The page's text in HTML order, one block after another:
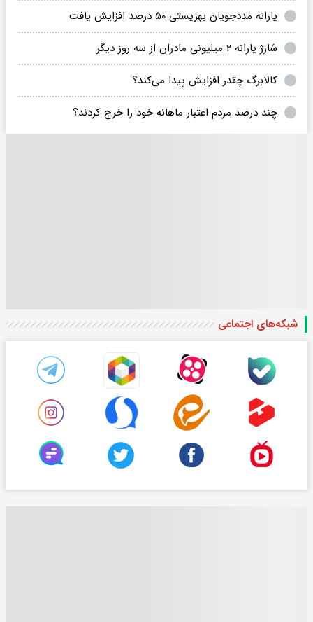
یارانه مددجویان بهزیستی ۵۰ درصد افزایش یافت
‌شارژ یارانه ۲ میلیونی مادران از سه روز دیگر
کالابرگ چقدر افزایش پیدا می‌کند؟
چند درصد مردم اعتبار ماهانه خود را خرج کردند؟
شبکه‌های اجتماعی